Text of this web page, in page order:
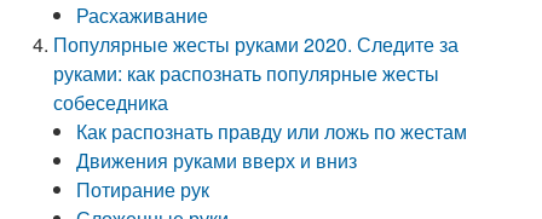
Расхаживание
Популярные жесты руками 2020. Следите за
руками: как распознать популярные жесты
собеседника
Как распознать правду или ложь по жестам
Движения руками вверх и вниз
Потирание рук